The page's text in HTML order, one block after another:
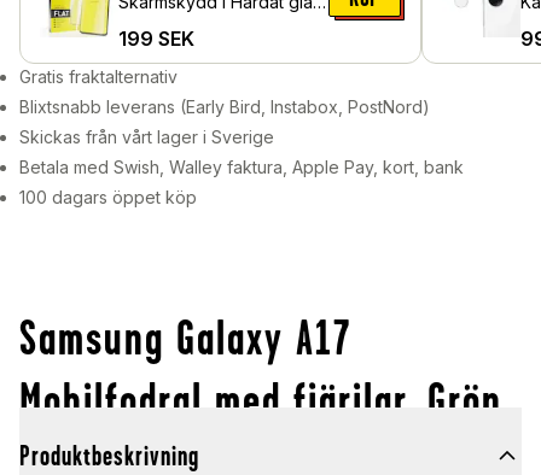
199 SEK
Gratis fraktalternativ
Blixtsnabb leverans (Early Bird, Instabox, PostNord)
Skickas från vårt lager i Sverige
Betala med Swish, Walley faktura, Apple Pay, kort, bank
100 dagars öppet köp
Samsung Galaxy A17
Mobilfodral med fjärilar, Grön
Produktbeskrivning